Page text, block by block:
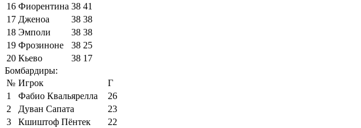
16 Фиорентина 38 41
17 Дженоа 38 38
18 Эмполи 38 38
19 Фрозиноне 38 25
20 Кьево 38 17
Бомбардиры:
№ Игрок
Г
1
Фабио Квальярелла
26
2
Дуван Сапата
23
3
Кшиштоф Пёнтек
22